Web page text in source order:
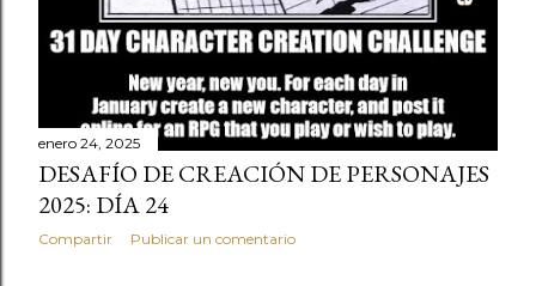
enero 24, 2025
DESAFÍO DE CREACIÓN DE PERSONAJES
2025: DÍA 24
Compartir Publicar un comentario